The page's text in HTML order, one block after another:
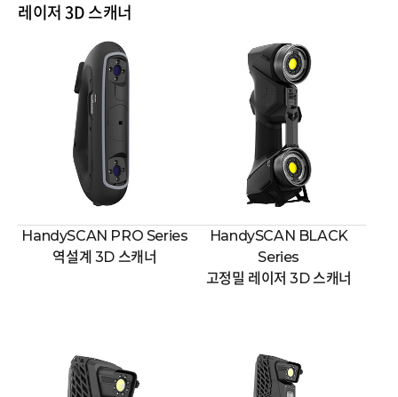
레이저 3D 스캐너
HandySCAN PRO Series
역설계 3D 스캐너
HandySCAN BLACK
Series
고정밀 레이저 3D 스캐너